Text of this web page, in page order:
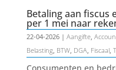
Betaling aan fiscus
per 1 mei naar
22-04-2026| Aangifte,
Belasting, BTW, DGA, Fiscaal,